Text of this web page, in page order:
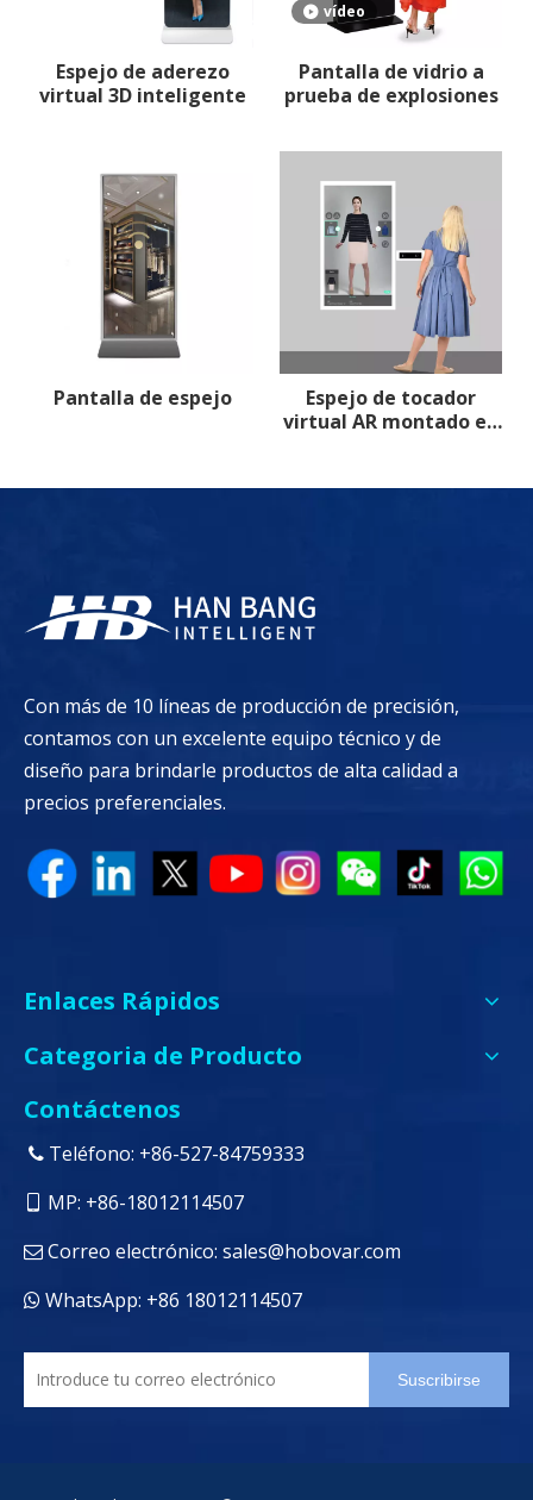
Espejo de aderezo
virtual 3D inteligente
vídeo
Pantalla de vidrio a
prueba de explosiones
Pantalla de espejo
Espejo de tocador
virtual AR montado en
Con más de 10 líneas de producción de precisión,
contamos con un excelente equipo técnico y de
diseño para brindarle productos de alta calidad a
precios preferenciales.
Enlaces Rápidos
Categoria de Producto
Contáctenos
 Teléfono: +86-527-84759333
MP: +86-18012114507
 Correo electrónico: sales@hobovar.com
 WhatsApp: +86 18012114507
Suscribirse